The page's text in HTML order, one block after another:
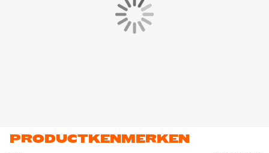
PRODUCTKENMERKEN